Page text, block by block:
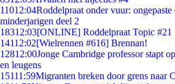
11012:04Roddelpraat onder vuur:
minderjarigen deel 2
18312:03[ONLINE] Roddelpraat Topic #21
14112:02[Wielrennen #616] Brennan!
12812:00Jonge Cambridge professor stapt
en leugens
15111:59Migranten breken door grens naar